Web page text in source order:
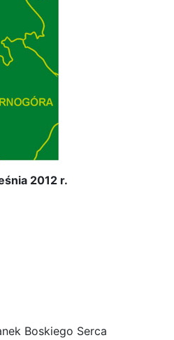
2012 r.
Boskiego Serca